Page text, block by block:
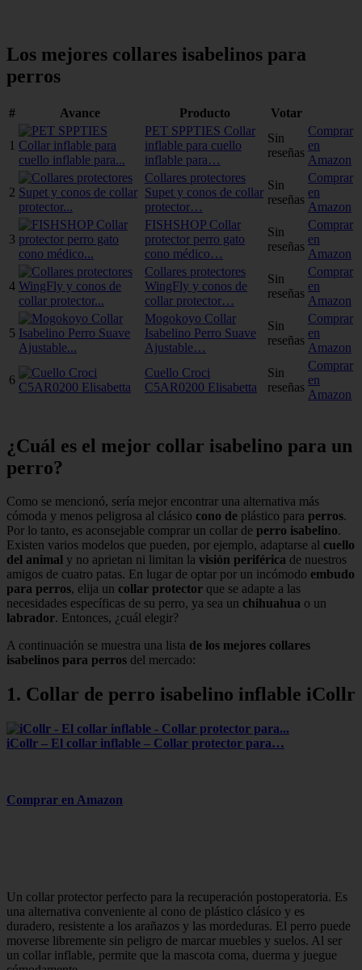
Los mejores collares isabelinos para
perros
# Avance Producto Votar
1
PET SPPTIES Collar
inflable para cuello
inflable para…
Sin
reseñas
Comprar
en
Amazon
2
Collares protectores
Supet y conos de collar
protector…
Sin
reseñas
Comprar
en
Amazon
3
FISHSHOP Collar
protector perro gato
cono médico…
Sin
reseñas
Comprar
en
Amazon
4
Collares protectores
WingFly y conos de
collar protector…
Sin
reseñas
Comprar
en
Amazon
5
Mogokoyo Collar
Isabelino Perro Suave
Ajustable…
Sin
reseñas
Comprar
en
Amazon
6
Cuello Croci
C5AR0200 Elisabetta
Sin
reseñas
Comprar
en
Amazon
¿Cuál es el mejor collar isabelino para un
perro?
Como se mencionó, sería mejor encontrar una alternativa más
cómoda y menos peligrosa al clásico cono de plástico para perros.
Por lo tanto, es aconsejable comprar un collar de perro isabelino.
Existen varios modelos que pueden, por ejemplo, adaptarse al cuello
del animal y no aprietan ni limitan la visión periférica de nuestros
amigos de cuatro patas. En lugar de optar por un incómodo embudo
para perros, elija un collar protector que se adapte a las
necesidades específicas de su perro, ya sea un chihuahua o un
labrador. Entonces, ¿cuál elegir?
A continuación se muestra una lista de los mejores collares
isabelinos para perros del mercado:
1. Collar de perro isabelino inflable iCollr
iCollr – El collar inflable – Collar protector para…
Comprar en Amazon
Un collar protector perfecto para la recuperación postoperatoria. Es
una alternativa conveniente al cono de plástico clásico y es
duradero, resistente a los arañazos y las mordeduras. El perro puede
moverse libremente sin peligro de marcar muebles y suelos. Al ser
un collar inflable, permite que la mascota coma, duerma y juegue